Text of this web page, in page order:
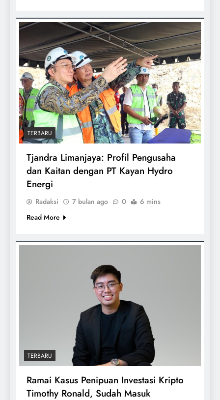
TERBARU
Tjandra Limanjaya: Profil Pengusaha
dan Kaitan dengan PT Kayan Hydro
Energi
Radaksi 7 bulan ago 0
6 mins
Read More
TERBARU
Ramai Kasus Penipuan Investasi Kripto
Timothy Ronald, Sudah Masuk